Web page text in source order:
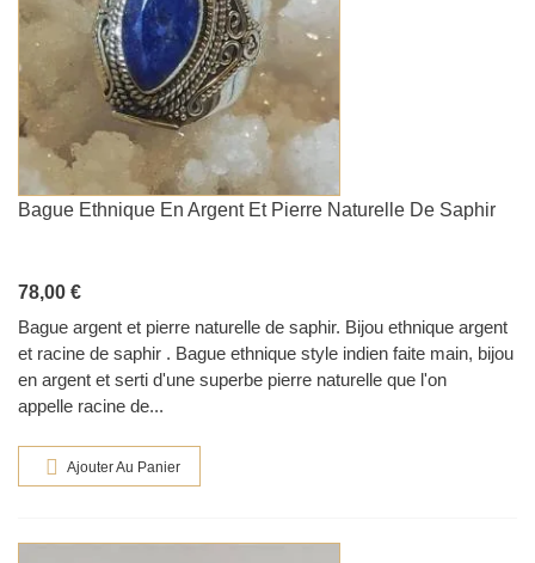
Bague Ethnique En Argent Et Pierre Naturelle De Saphir
78,00 €
Bague argent et pierre naturelle de saphir. Bijou ethnique argent
et racine de saphir . Bague ethnique style indien faite main, bijou
en argent et serti d'une superbe pierre naturelle que l'on
appelle racine de...
Ajouter Au Panier